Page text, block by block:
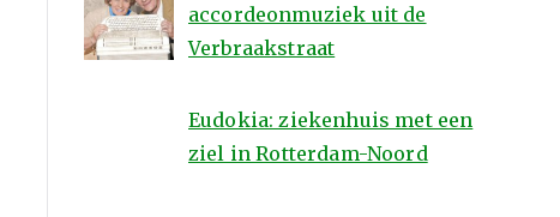
accordeonmuziek uit de
Verbraakstraat
Eudokia: ziekenhuis met een
ziel in Rotterdam-Noord